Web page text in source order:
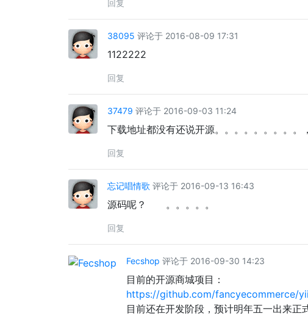
回复
38095 评论于 2016-08-09 17:31
1122222
回复
37479 评论于 2016-09-03 11:24
下载地址都没有还说开源。。。。。。。。。
回复
忘记唱情歌 评论于 2016-09-13 16:43
源码呢？ 。。。。。
回复
Fecshop 评论于 2016-09-30 14:23
目前的开源商城项目：
https://github.com/fancyecommerce/
目前还在开发阶段，预计明年五一出来正